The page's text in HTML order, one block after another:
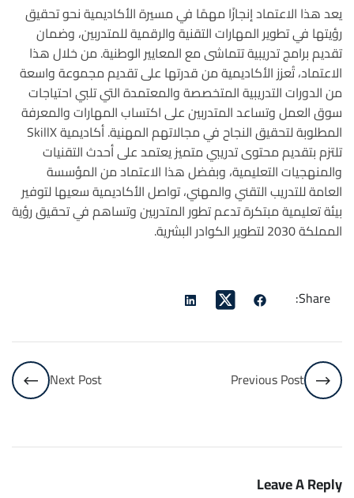
يعد هذا الاعتماد إنجازًا مهمًا في مسيرة الأكاديمية نحو تحقيق
رؤيتها في تطوير المهارات التقنية والرقمية للمتدربين، وضمان
تقديم برامج تدريبية تتماشى مع المعايير الوطنية. من خلال هذا
الاعتماد، تُعزز الأكاديمية من قدرتها على تقديم مجموعة واسعة
من الدورات التدريبية المتخصصة والمعتمدة التي تلبي احتياجات
سوق العمل وتساعد المتدربين على اكتساب المهارات والمعرفة
المطلوبة لتحقيق النجاح في مجالاتهم المهنية. أكاديمية SkillX
تلتزم بتقديم محتوى تدريبي متميز يعتمد على أحدث التقنيات
والمنهجيات التعليمية، وبفضل هذا الاعتماد من المؤسسة
العامة للتدريب التقني والمهني، تواصل الأكاديمية سعيها لتوفير
بيئة تعليمية مبتكرة تدعم تطور المتدربين وتساهم في تحقيق رؤية
المملكة 2030 لتطوير الكوادر البشرية.
Share:
Previous Post
Next Post
Leave A Reply